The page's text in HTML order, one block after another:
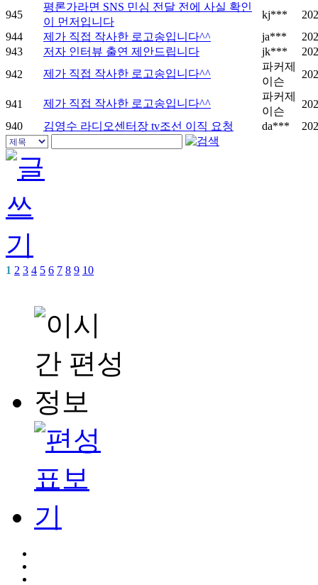
945
평론가라면 SNS 민심 전달 전에 사실 확인
이 먼저입니다
kj***
944
제가 직접 작사한 로고송입니다^^ ja***
943
저자 인터뷰 출연 제안드립니다 jk***
942
제가 직접 작사한 로고송입니다^^
파커제
이슨
941 제가 직접 작사한 로고송입니다^^
파커제
이슨
940
김영수 라디오센터장 tv조선 이직 요청 da***
1 2 3 4 5 6 7 8 9 10